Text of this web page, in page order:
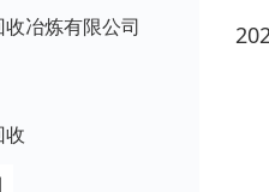
冶炼有限公司
收